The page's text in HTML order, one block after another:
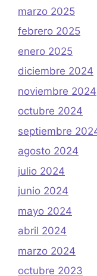
marzo 2025
febrero 2025
enero 2025
diciembre 2024
noviembre 2024
octubre 2024
septiembre
agosto 2024
julio 2024
junio 2024
mayo 2024
abril 2024
marzo 2024
octubre 2023